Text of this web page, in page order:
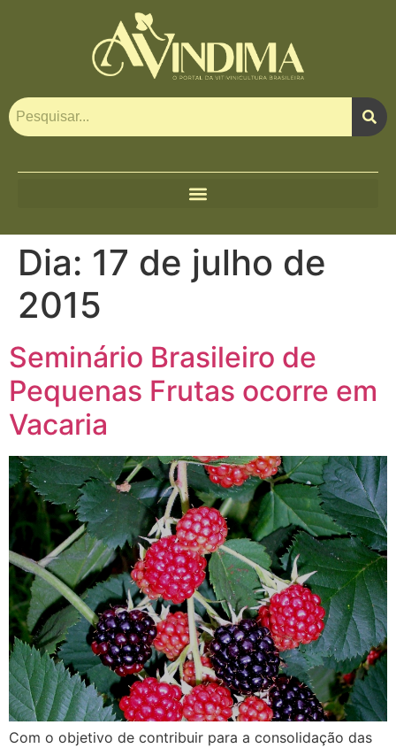
Dia: 17 de julho de
2015
Seminário Brasileiro de
Pequenas Frutas ocorre em
Vacaria
Com o objetivo de contribuir para a consolidação das